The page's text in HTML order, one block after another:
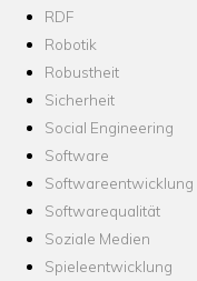
RDF
Robotik
Robustheit
Sicherheit
Social Engineering
Software
Softwareentwicklung
Softwarequalität
Soziale Medien
Spieleentwicklung